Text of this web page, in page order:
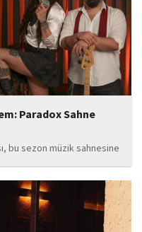
Paradox Sahne
bu sezon müzik sahnesine
bir enerji kazanıyor. Güçlü
repertuarı ve
çeken...